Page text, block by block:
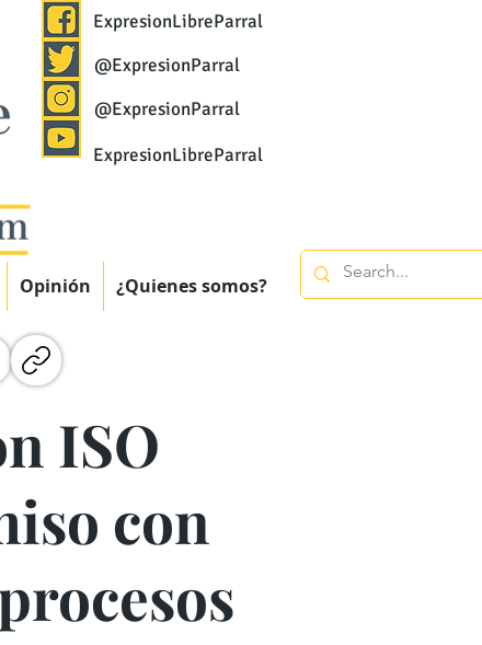
ExpresionLibreParral
@ExpresionParral
@ExpresionParral
ExpresionLibreParral
Opinión ¿Quienes somos?
ISO
con